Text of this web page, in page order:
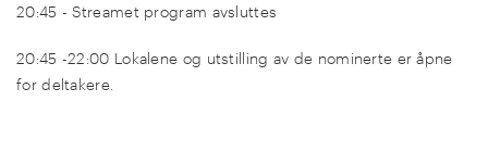
20:45 - Streamet program avsluttes
20:45 -22:00 Lokalene og utstilling av de nominerte er åpne
for deltakere.